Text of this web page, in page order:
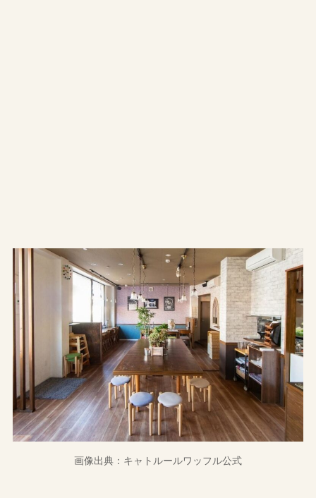
画像出典：キャトルールワッフル公式